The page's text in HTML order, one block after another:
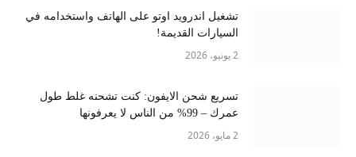
تشغيل اندرويد اوتو على الهاتف واستخدامه في
السيارات القديمة!
2 يونيو، 2026
تسريع شحن الايفون: كنت تشحنه غلط طول
عمرك – 99% من الناس لا يعرفونها
2 مايو، 2026